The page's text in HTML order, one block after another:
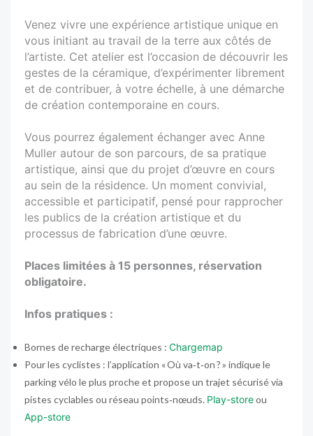
Venez vivre une expérience artistique unique en
vous initiant au travail de la terre aux côtés de
l’artiste. Cet atelier est l’occasion de découvrir les
gestes de la céramique, d’expérimenter librement
et de contribuer, à votre échelle, à une démarche
de création contemporaine en cours.
Vous pourrez également échanger avec Anne
Muller autour de son parcours, de sa pratique
artistique, ainsi que du projet d’œuvre en cours
au sein de la résidence. Un moment convivial,
accessible et participatif, pensé pour rapprocher
les publics de la création artistique et du
processus de fabrication d’une œuvre.
Places limitées à 15 personnes, réservation
obligatoire.
Infos pratiques :
Bornes de recharge électriques : Chargemap
Pour les cyclistes : l’application « Où va‑t‑on ? » indique le
parking vélo le plus proche et propose un trajet sécurisé via
pistes cyclables ou réseau points‑nœuds. Play-storeou
App-store